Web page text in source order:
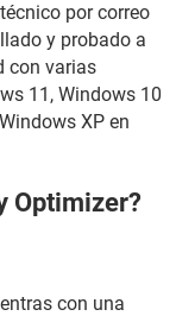
por correo
y probado a
con varias
11, Windows 10
XP en
Optimizer?
con una